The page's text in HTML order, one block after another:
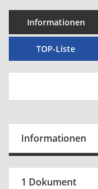
Informationen
TOP-Liste
Informationen
1 Dokument